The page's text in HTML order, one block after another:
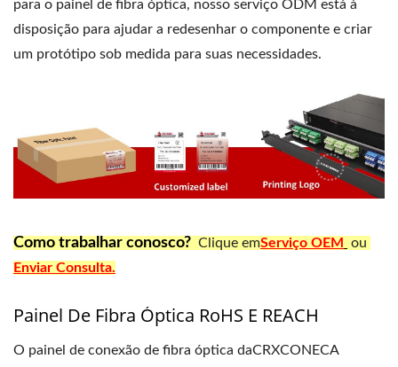
para o painel de fibra óptica, nosso serviço ODM está à
disposição para ajudar a redesenhar o componente e criar
um protótipo sob medida para suas necessidades.
Como trabalhar conosco? Clique emServiço OEM
ou
Enviar Consulta.
Painel De Fibra Óptica RoHS E REACH
O painel de conexão de fibra óptica daCRXCONECA